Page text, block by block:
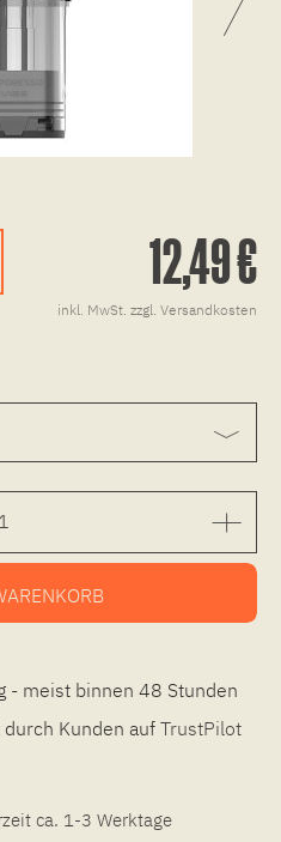
12,49 €
inkl. MwSt. zzgl. Versandkosten
- meist binnen 48 Stunden
Kunden auf TrustPilot
ca. 1-3 Werktage